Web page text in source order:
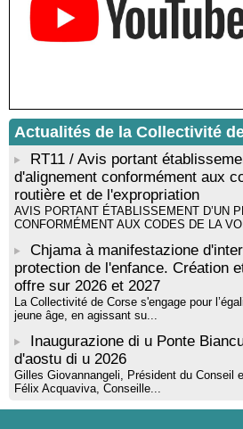
Santa Lucia di Tallà
Mise en musique d’un livre jeunesse
musicienne pédagogue : Ateliers
rythmique et corporelle - Mediateca
! Événement reporté ! Cycle de
par Alexandre Dominati - Mediateca
Tallà
Actualités de la Collectivité
RT11 / Avis portant
d'alignement conformément aux
routière et de l'expropriation
AVIS PORTANT ÉTABLISSEMENT D’UN
CONFORMÉMENT AUX CODES DE LA
Chjama à manifestazione
protection de l'enfance. Création
offre sur 2026 et 2027
La Collectivité de Corse s'engage pour
jeune âge, en agissant su...
Inaugurazione di u Ponte
d'aostu di u 2026
Gilles Giovannangeli, Président du Conseil
Félix Acquaviva, Conseille...